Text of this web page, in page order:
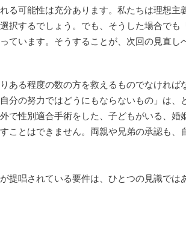
る可能性は充分あります。私たちは理想主
択するでしょう。でも、そうした場合でも
ています。そうすることが、次回の見直し
ある程度の数の方を救えるものでなければ
分の努力ではどうにもならないもの」は、
で性別適合手術をした、子どもがいる、婚
ことはできません。両親や兄弟の承認も、
提唱されている要件は、ひとつの見識では